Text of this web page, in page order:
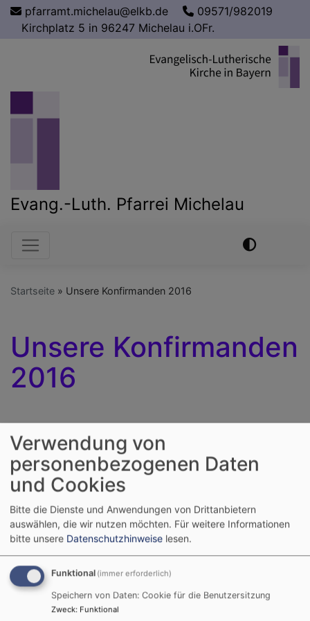
Direktpfarramt.michelau@elkb.de
09571/982019
Kirchplatz 5 in 96247 Michelau i.OFr.
Evang.-Luth. Pfarrei Michelau
Hauptnavigation
Startseite Unsere Konfirmanden 2016
Unsere Konfirmanden
2016
In der Johanneskirche in Michelau haben diese jungen
Frauen und Männer am Sonntag, 3. April, ihre
Konfirmation gefeiert:
Bildrechte beim Autor
In seiner Predigt zog
Pfarrer Roland Höhr einen
Vergleich: "Unser Leben
gleicht einem Mensch-
ärgere-dich-nicht-Spiel.
Verwendung von
personenbezogenen Daten
und Cookies
Bitte die Dienste und Anwendungen von Drittanbietern
auswählen, die wir nutzen möchten. Für weitere Informationen
bitte unsere Datenschutzhinweise lesen.
Funktional (immer erforderlich)
Speichern von Daten: Cookie für die Benutzersitzung
Zweck: Funktional